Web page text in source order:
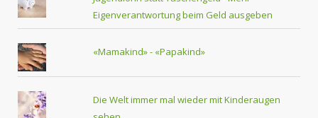
Eigenverantwortung beim Geld ausgeben
«Mamakind» - «Papakind»
Die Welt immer mal wieder mit Kinderaugen